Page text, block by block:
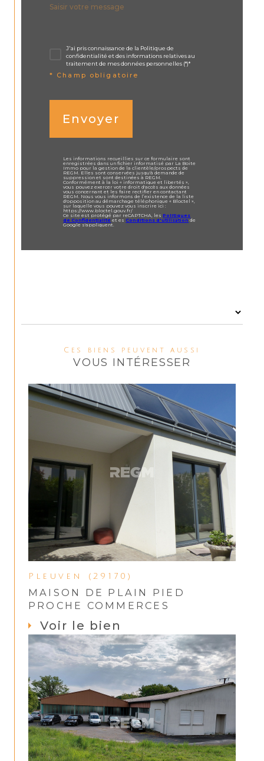
J'ai pris connaissance de la Politique de
confidentialité et des informations relatives au
traitement de mes données personnelles (*)*
* Champ obligatoire
Envoyer
Les informations recueillies sur ce formulaire sont
enregistrées dans un fichier informatisé par La Boite
Immo pour la gestion de la clientèle/prospects de
REGM. Elles sont conservées jusqu'à demande de
suppression et sont destinées à REGM.
Conformément à la loi « informatique et libertés »,
vous pouvez exercer votre droit d'accès aux données
vous concernant et les faire rectifier en contactant
REGM. Nous vous informons de l’existence de la liste
d'opposition au démarchage téléphonique « Bloctel »,
sur laquelle vous pouvez vous inscrire ici :
https://www.bloctel.gouv.fr/
Ce site est protégé par reCAPTCHA, lesPolitiques
de Confidentialité et es Conditions d'utilisationde
Google s'appliquent.
Ces biens peuvent aussi
VOUS INTÉRESSER
Pleuven (29170)
MAISON DE PLAIN PIED
PROCHE COMMERCES
Voir le bien